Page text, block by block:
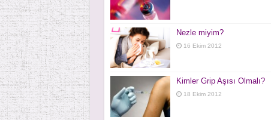
Nezle miyim?
16 Ekim 2012
Kimler Grip Aşısı Olmalı?
18 Ekim 2012